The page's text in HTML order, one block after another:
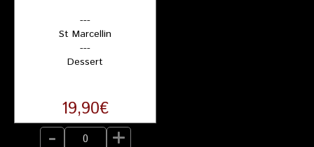
---
St Marcellin
---
Dessert
19,90€
- +